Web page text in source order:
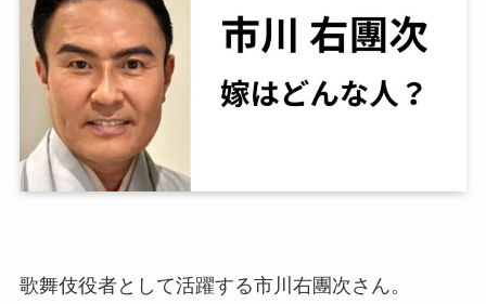
歌舞伎役者として活躍する市川右團次さん。